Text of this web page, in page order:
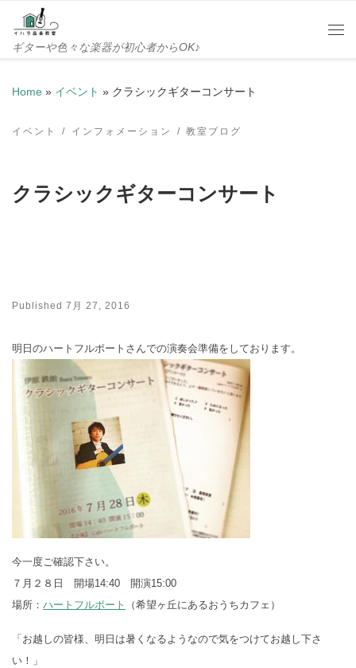
Skip to content
ギターや色々な楽器が初心者からOK♪
Home » イベント » クラシックギターコンサート
イベント インフォメーション 教室ブログ
クラシックギターコンサート
Published 7月 27, 2016
明日のハートフルポートさんでの演奏会準備をしております。
今一度ご確認下さい。
７月２８日 開場14:40 開演15:00
場所： ハートフルポート （希望ヶ丘にあるおうちカフェ）
「お越しの皆様、明日は暑くなるようなので気をつけてお越し下さ
い！」